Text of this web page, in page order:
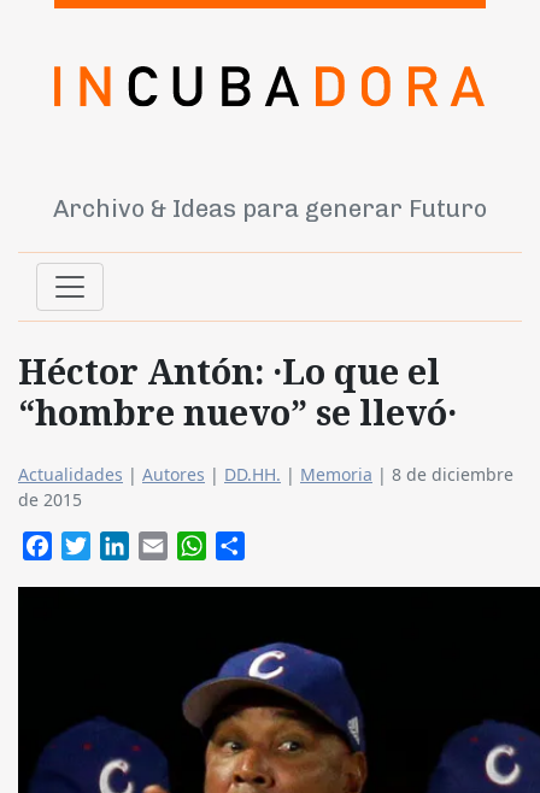
Archivo & Ideas para generar Futuro
Héctor Antón: ·Lo que el
“hombre nuevo” se llevó·
Actualidades | Autores | DD.HH. | Memoria | 8 de diciembre
de 2015
FacebookTwitterLinkedIn
Email WhatsApp